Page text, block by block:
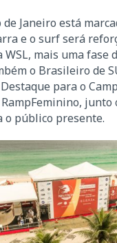
de Janeiro está
e o surf será
WSL, mais uma fase
o Brasileiro de
para o
junto
o público presente.